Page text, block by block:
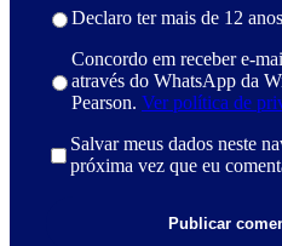
Declaro ter mais de 12
Concordo em receber e-
através do WhatsApp da
Pearson. Ver política de
Salvar meus dados neste
próxima vez que eu